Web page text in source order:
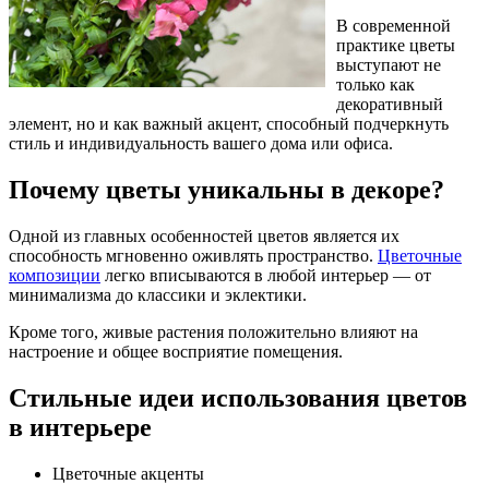
В современной
практике цветы
выступают не
только как
декоративный
элемент, но и как важный акцент, способный подчеркнуть
стиль и индивидуальность вашего дома или офиса.
Почему цветы уникальны в декоре?
Одной из главных особенностей цветов является их
способность мгновенно оживлять пространство. Цветочные
композиции легко вписываются в любой интерьер — от
минимализма до классики и эклектики.
Кроме того, живые растения положительно влияют на
настроение и общее восприятие помещения.
Стильные идеи использования цветов
в интерьере
Цветочные акценты